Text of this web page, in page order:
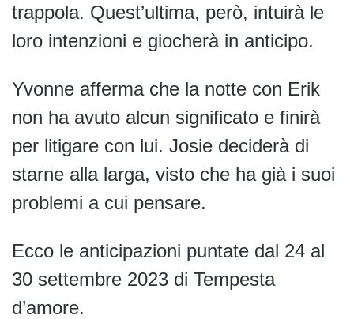
trappola. Quest’ultima, però, intuirà le
loro intenzioni e giocherà in anticipo.
Yvonne afferma che la notte con Erik
non ha avuto alcun significato e finirà
per litigare con lui. Josie deciderà di
starne alla larga, visto che ha già i suoi
problemi a cui pensare.
Ecco le anticipazioni puntate dal 24 al
30 settembre 2023 di Tempesta
d’amore.